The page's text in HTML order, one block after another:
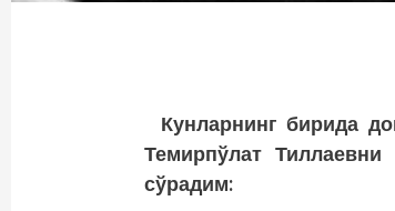
Кунларнинг бирида
Темирпўлат
сўрадим: